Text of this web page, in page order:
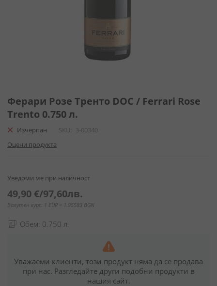
към
началото
на
галерия
снимки
Ферари Розе Тренто DOC / Ferrari Rose
Trento 0.750 л.
Изчерпан SKU
3-00340
Оцени продукта
Уведоми ме при наличност
49,90 €/97,60лв.
Валутен курс: 1 EUR = 1.95583 BGN
Обем: 0.750 л.
Уважаеми клиенти, този продукт няма да се продава
при нас. Разгледайте други подобни продукти в
нашия сайт.